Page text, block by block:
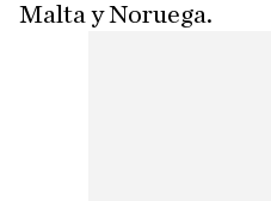
Malta y Noruega.